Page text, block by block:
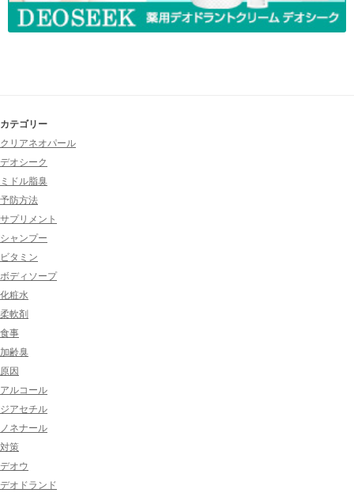
カテゴリー
クリアネオパール
デオシーク
ミドル脂臭
予防方法
サプリメント
シャンプー
ビタミン
ボディソープ
化粧水
柔軟剤
食事
加齢臭
原因
アルコール
ジアセチル
ノネナール
対策
デオウ
デオドランド